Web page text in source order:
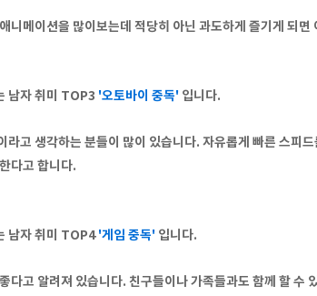
니메이션을 많이보는데 적당히 아닌 과도하게 즐기게 되
남자 취미 TOP3 '오토바이 중독' 입니다.
라고 생각하는 분들이 많이 있습니다. 자유롭게 빠른 스피
다고 합니다.
남자 취미 TOP4'게임 중독' 입니다.
다고 알려져 있습니다. 친구들이나 가족들과도 함께 할